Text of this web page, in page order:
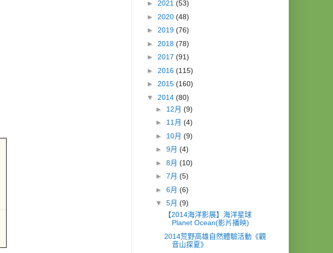
► 2021 (53)
► 2020 (48)
► 2019 (76)
► 2018 (78)
► 2017 (91)
► 2016 (115)
► 2015 (160)
▼ 2014 (80)
► 12月 (9)
► 11月 (4)
► 10月 (9)
► 9月 (4)
► 8月 (10)
► 7月 (5)
► 6月 (6)
▼ 5月 (9)
【2014海洋影展】海洋星球
Planet Ocean(影片播映)
2014荒野高雄自然體驗活動《觀
音山探夏》